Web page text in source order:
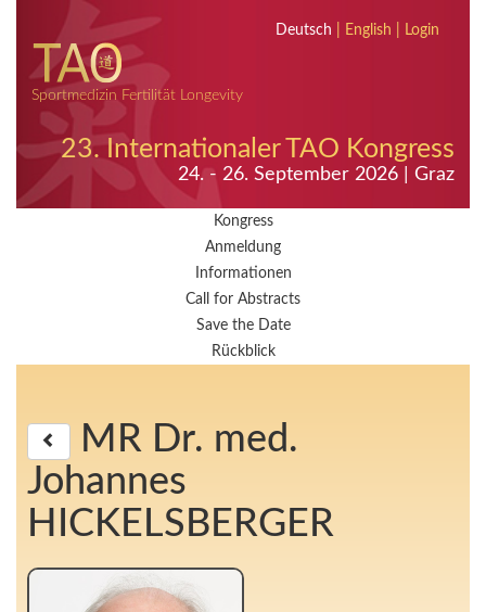
Deutsch English Login
Sportmedizin Fertilität Longevity
23. Internationaler TAO Kongress
24. - 26. September 2026 | Graz
Kongress
Anmeldung
Informationen
Call for Abstracts
Save the Date
Rückblick
MR Dr. med.
Johannes
HICKELSBERGER